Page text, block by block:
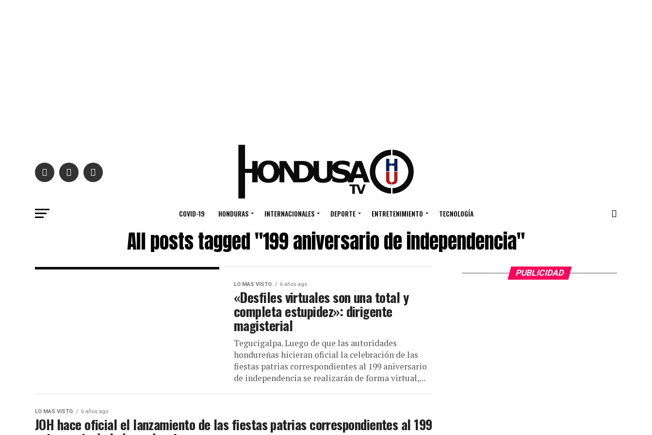
COVID-19 HONDURAS INTERNACIONALES DEPORTE ENTRETENIMIENTO TECNOLOGÍA
All posts tagged "199 aniversario de independencia"
LO MAS VISTO. 6 años ago
«Desfiles virtuales son una total y
completa estupidez»: dirigente
magisterial
Tegucigalpa. Luego de que las autoridades
hondureñas hicieran oficial la celebración de las
fiestas patrias correspondientes al 199 aniversario
de independencia se realizarán de forma virtual,...
LO MAS VISTO. 6 años ago
JOH hace oficial el lanzamiento de las fiestas patrias correspondientes al 199
PUBLICIDAD